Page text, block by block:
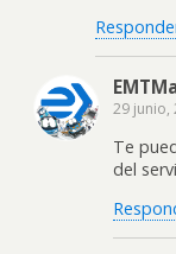
29 junio,
Te
del